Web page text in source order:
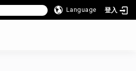
Language 登入